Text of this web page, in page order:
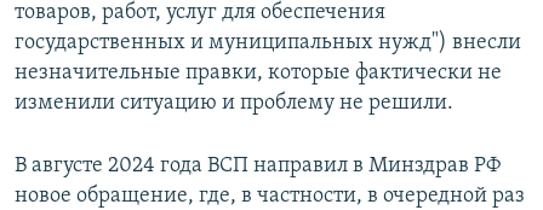
товаров, работ, услуг для обеспечения
государственных и муниципальных нужд") внесли
незначительные правки, которые фактически не
изменили ситуацию и проблему не решили.
В августе 2024 года ВСП направил в Минздрав РФ
новое обращение, где, в частности, в очередной раз